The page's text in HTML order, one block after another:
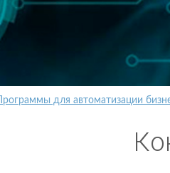
Программы для автоматизации